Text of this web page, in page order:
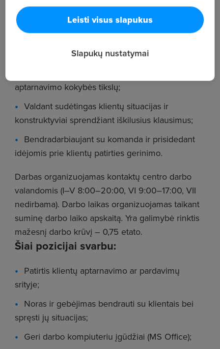
užtikrinant profesionalų bei kokybišką
aptarnavimą;
tinkamus produktų bei paslaugų pasiūlymus;
aptarnavimo kokybės tikslų;
Valdant sudėtingas klientų situacijas ir
konstruktyviai sprendžiant iškilusius klausimus;
Bendradarbiaujant su komanda ir prisidedant
idėjomis prie klientų patirties gerinimo.
Darbas organizuojamas kontaktų centro darbo
valandomis (I–V 8:00–20:00, VI 9:00–17:00, VII
nedirbama). Darbo laikas organizuojamas taikant
suminę darbo laiko apskaitą. Yra galimybė rinktis
mažesnį darbo krūvį – 0,75 etato.
Šiai pozicijai svarbu:
Patirtis klientų aptarnavimo ar pardavimų
srityje;
Noras ir gebėjimas bendrauti su klientais bei
spręsti jų situacijas;
Geri darbo kompiuteriu įgūdžiai (MS Office);
Leisti visus slapukus
Slapukų nustatymai